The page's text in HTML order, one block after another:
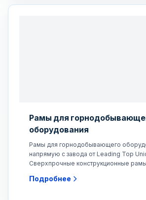
Рамы для
оборудования
Рамы для горнодобывающего
напрямую с завода от Leading Top
Сверхпрочные конструкционные
Подробнее